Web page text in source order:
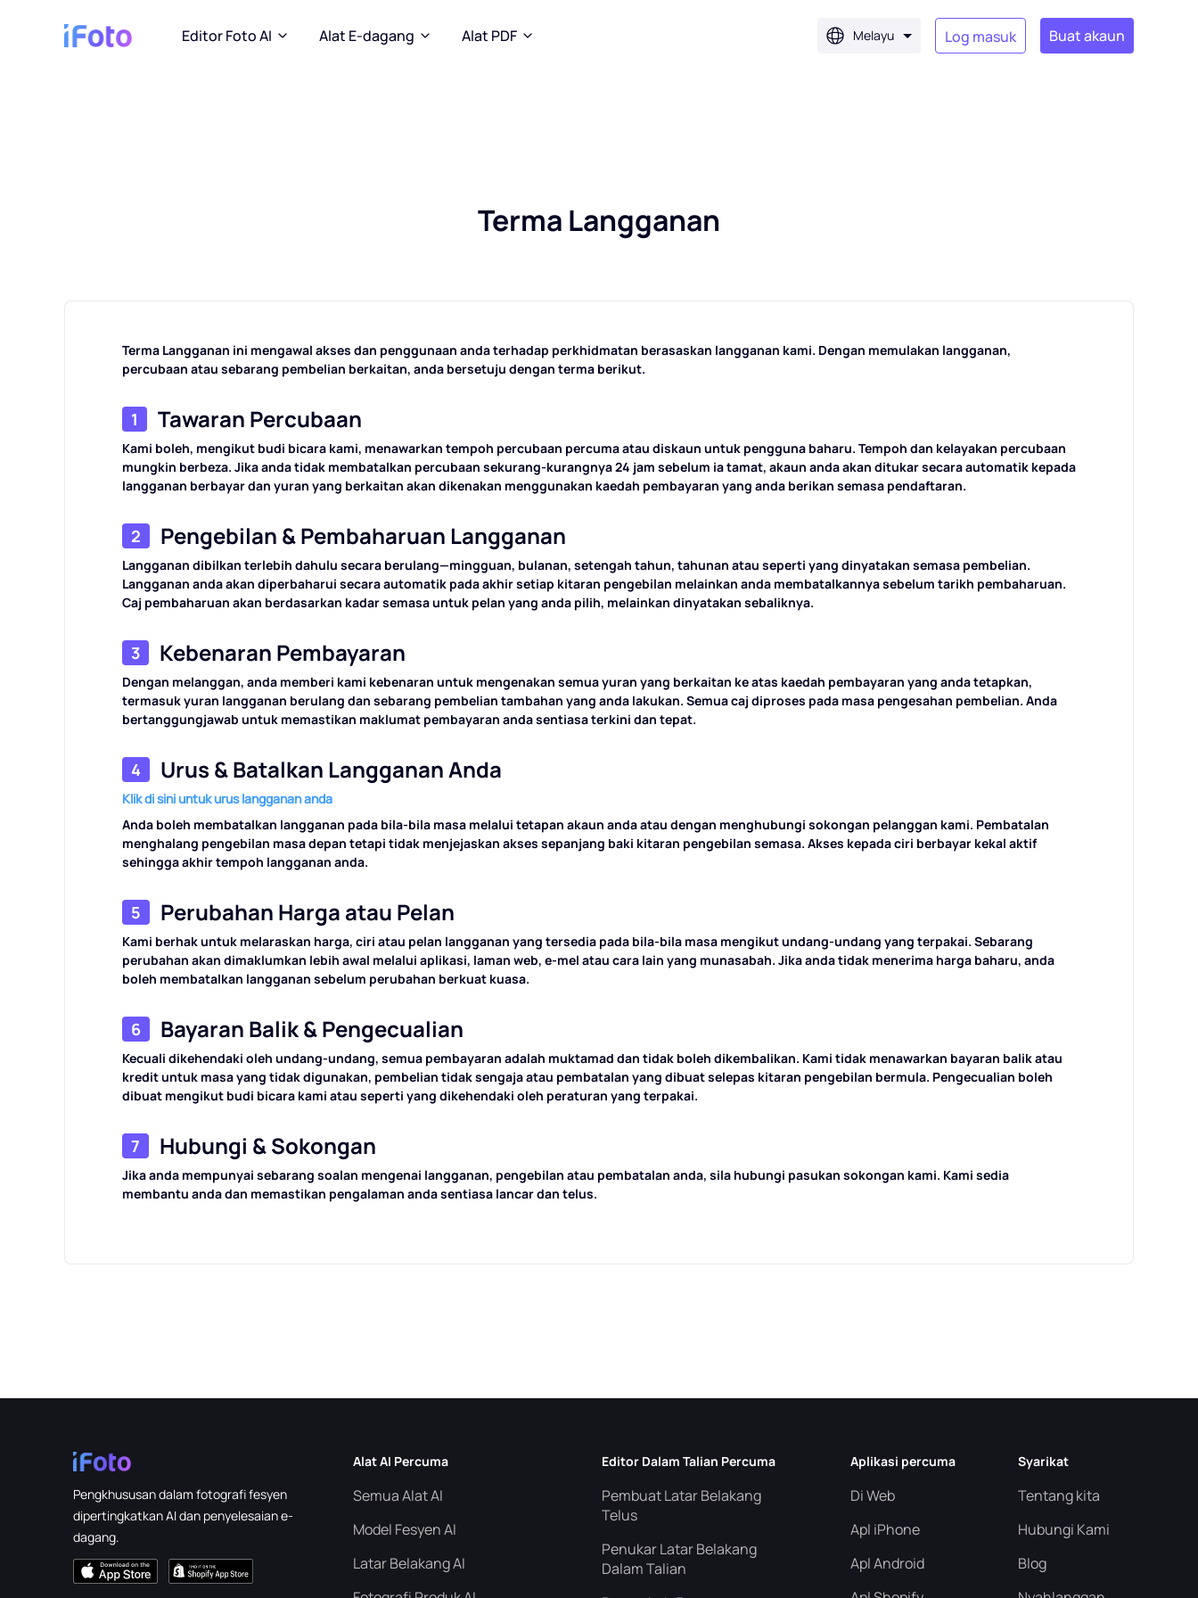
Editor Foto AI Alat E-dagang Alat PDF Melayu Log masuk Buat akaun
Terma Langganan
Terma Langganan ini mengawal akses dan penggunaan anda terhadap perkhidmatan berasaskan langganan kami. Dengan memulakan langganan,
percubaan atau sebarang pembelian berkaitan, anda bersetuju dengan terma berikut.
1 Tawaran Percubaan
Kami boleh, mengikut budi bicara kami, menawarkan tempoh percubaan percuma atau diskaun untuk pengguna baharu. Tempoh dan kelayakan percubaan
mungkin berbeza. Jika anda tidak membatalkan percubaan sekurang-kurangnya 24 jam sebelum ia tamat, akaun anda akan ditukar secara automatik kepada
langganan berbayar dan yuran yang berkaitan akan dikenakan menggunakan kaedah pembayaran yang anda berikan semasa pendaftaran.
2 Pengebilan & Pembaharuan Langganan
Langganan dibilkan terlebih dahulu secara berulang—mingguan, bulanan, setengah tahun, tahunan atau seperti yang dinyatakan semasa pembelian.
Langganan anda akan diperbaharui secara automatik pada akhir setiap kitaran pengebilan melainkan anda membatalkannya sebelum tarikh pembaharuan.
Caj pembaharuan akan berdasarkan kadar semasa untuk pelan yang anda pilih, melainkan dinyatakan sebaliknya.
3 Kebenaran Pembayaran
Dengan melanggan, anda memberi kami kebenaran untuk mengenakan semua yuran yang berkaitan ke atas kaedah pembayaran yang anda tetapkan,
termasuk yuran langganan berulang dan sebarang pembelian tambahan yang anda lakukan. Semua caj diproses pada masa pengesahan pembelian. Anda
bertanggungjawab untuk memastikan maklumat pembayaran anda sentiasa terkini dan tepat.
4 Urus & Batalkan Langganan Anda
Klik di sini untuk urus langganan anda
Anda boleh membatalkan langganan pada bila-bila masa melalui tetapan akaun anda atau dengan menghubungi sokongan pelanggan kami. Pembatalan
menghalang pengebilan masa depan tetapi tidak menjejaskan akses sepanjang baki kitaran pengebilan semasa. Akses kepada ciri berbayar kekal aktif
sehingga akhir tempoh langganan anda.
5 Perubahan Harga atau Pelan
Kami berhak untuk melaraskan harga, ciri atau pelan langganan yang tersedia pada bila-bila masa mengikut undang-undang yang terpakai. Sebarang
perubahan akan dimaklumkan lebih awal melalui aplikasi, laman web, e-mel atau cara lain yang munasabah. Jika anda tidak menerima harga baharu, anda
boleh membatalkan langganan sebelum perubahan berkuat kuasa.
6 Bayaran Balik & Pengecualian
Kecuali dikehendaki oleh undang-undang, semua pembayaran adalah muktamad dan tidak boleh dikembalikan. Kami tidak menawarkan bayaran balik atau
kredit untuk masa yang tidak digunakan, pembelian tidak sengaja atau pembatalan yang dibuat selepas kitaran pengebilan bermula. Pengecualian boleh
dibuat mengikut budi bicara kami atau seperti yang dikehendaki oleh peraturan yang terpakai.
7 Hubungi & Sokongan
Jika anda mempunyai sebarang soalan mengenai langganan, pengebilan atau pembatalan anda, sila hubungi pasukan sokongan kami. Kami sedia
membantu anda dan memastikan pengalaman anda sentiasa lancar dan telus.
Pengkhususan dalam fotografi fesyen
dipertingkatkan AI dan penyelesaian e-
dagang.
Alat AI Percuma
Semua Alat AI
Model Fesyen AI
Latar Belakang AI
Editor Dalam Talian Percuma
Pembuat Latar Belakang
Telus
Penukar Latar Belakang
Dalam Talian
Aplikasi percuma
Di Web
Apl iPhone
Apl Android
Syarikat
Tentang kita
Hubungi Kami
Blog